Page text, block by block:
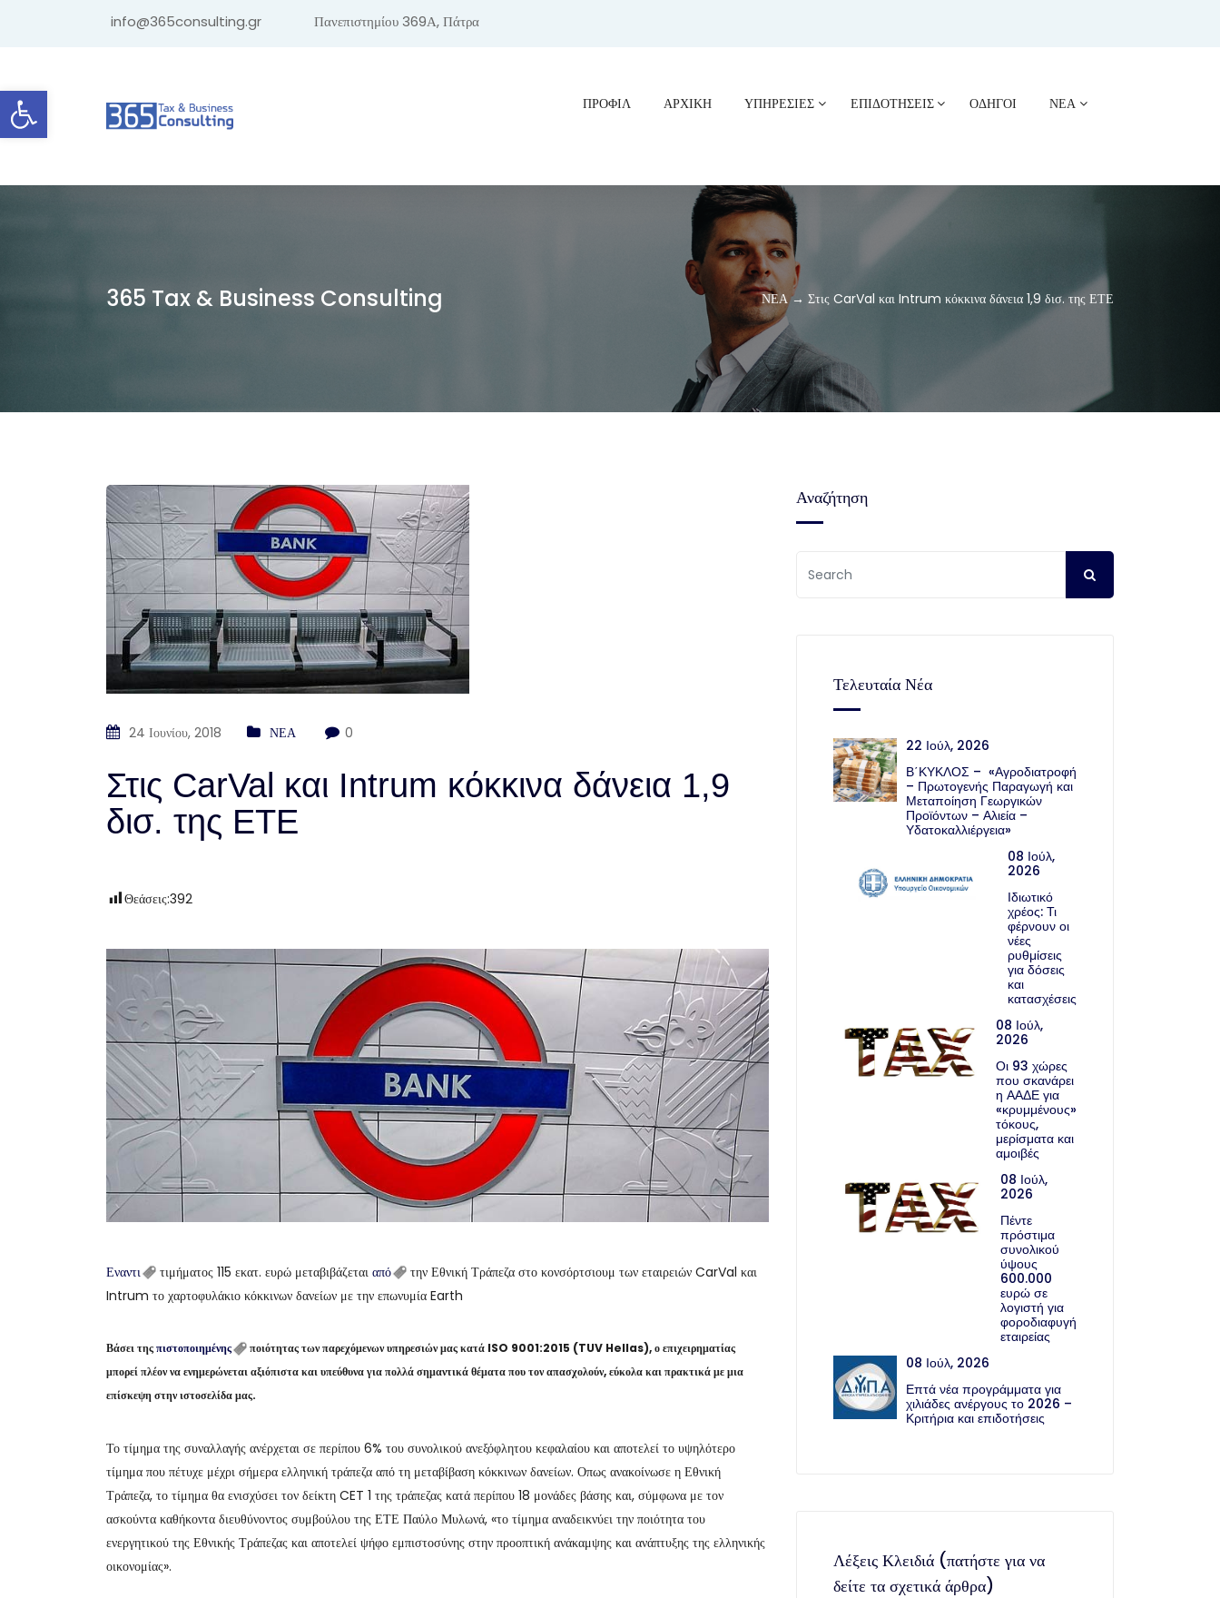
Ανοίξτε τη γραμμή εργαλείων
info@365consulting.gr Πανεπιστημίου 369Α, Πάτρα
ΠΡΟΦΊΛ ΑΡΧΙΚΗ ΥΠΗΡΕΣΙΕΣ ΕΠΙΔΟΤΗΣΕΙΣ ΟΔΗΓΟΙ ΝΕΑ
365 Tax & Business Consulting ΝΕΑ → Στις CarVal και Intrum κόκκινα δάνεια 1,9 δισ. της ΕΤΕ
24 Ιουνίου, 2018 ΝΕΑ 0
Στις CarVal και Intrum κόκκινα δάνεια 1,9
δισ. της ΕΤΕ
Θεάσεις:392
Εναντι τιμήματος 115 εκατ. ευρώ μεταβιβάζεται από
την Εθνική Τράπεζα στο κονσόρτσιουμ των εταιρειών CarVal και
Intrum το χαρτοφυλάκιο κόκκινων δανείων με την επωνυμία Earth
Βάσει τηςπιστοποιημένης
ποιότητας των παρεχόμενων υπηρεσιών μας κατά ISO 9001:2015 (TUV Hellas), ο επιχειρηματίας
μπορεί πλέον να ενημερώνεται αξιόπιστα και υπεύθυνα για πολλά σημαντικά θέματα που τον απασχολούν, εύκολα και πρακτικά με μια
επίσκεψη στην ιστοσελίδα μας.
Το τίμημα της συναλλαγής ανέρχεται σε περίπου 6% του συνολικού ανεξόφλητου κεφαλαίου και αποτελεί το υψηλότερο
τίμημα που πέτυχε μέχρι σήμερα ελληνική τράπεζα από τη μεταβίβαση κόκκινων δανείων. Οπως ανακοίνωσε η Εθνική
Τράπεζα, το τίμημα θα ενισχύσει τον δείκτη CET 1 της τράπεζας κατά περίπου 18 μονάδες βάσης και, σύμφωνα με τον
ασκούντα καθήκοντα διευθύνοντος συμβούλου της ΕΤΕ Παύλο Μυλωνά, «το τίμημα αναδεικνύει την ποιότητα του
ενεργητικού της Εθνικής Τράπεζας και αποτελεί ψήφο εμπιστοσύνης στην προοπτική ανάκαμψης και ανάπτυξης της ελληνικής
οικονομίας».
Αναζήτηση
Τελευταία Νέα
22 Ιούλ, 2026
Β΄ΚΥΚΛΟΣ – «Αγροδιατροφή
– Πρωτογενής Παραγωγή και
Μεταποίηση Γεωργικών
Προϊόντων – Αλιεία –
Υδατοκαλλιέργεια»
08 Ιούλ,
2026
Ιδιωτικό
χρέος: Τι
φέρνουν οι
νέες
ρυθμίσεις
για δόσεις
και
κατασχέσεις
08 Ιούλ,
2026
Οι 93 χώρες
που σκανάρει
η ΑΑΔΕ για
«κρυμμένους»
τόκους,
μερίσματα και
αμοιβές
08 Ιούλ,
2026
Πέντε
πρόστιμα
συνολικού
ύψους
600.000
ευρώ σε
λογιστή για
φοροδιαφυγή
εταιρείας
08 Ιούλ, 2026
Επτά νέα προγράμματα για
χιλιάδες ανέργους το 2026 –
Κριτήρια και επιδοτήσεις
Λέξεις Κλειδιά (πατήστε για να
δείτε τα σχετικά άρθρα)